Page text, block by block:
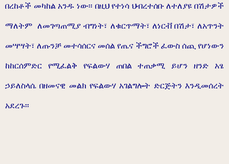
በረከቶች መካከል አንዱ ነው፡፡ በዚህ የተነሳ ህብረተሰቡ ለተለያዩ በሽታዎች
ማለትም ለመገጣጠሚያ ብግነት፣ ለቁርጥማት፣ ለነርቭ በሽታ፣ ለአጥንት
መሣሣት፣ ለጡንቻ መተሳሰርና መሰል የጤና ችግሮች ፈውስ ሰጪ የሆነውን
ከከርሰምድር የሚፈልቅ የፍልውሃ ጠበል ተጠቃሚ ይሆን ዘንድ አፄ
ኃይለስላሴ በዘመናዊ መልክ የፍልውሃ አገልግሎት ድርጅትን እንዲመሰረት
አደረጉ፡፡